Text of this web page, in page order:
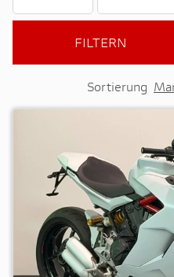
FILTERN
Sortierung